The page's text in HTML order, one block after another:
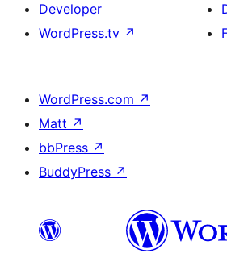
Developer
WordPress.tv ↗
WordPress.com ↗
Matt ↗
bbPress ↗
BuddyPress ↗